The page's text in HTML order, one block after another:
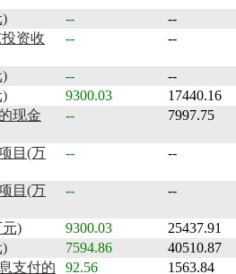
) --
--
资收
-- --
) --
--
)
9300.03
17440.16
现金
-- 7997.75
目(万
-- --
目(万
-- --
) 9300.03
25437.91
)
7594.86
40510.87
支付的
92.56 1563.84